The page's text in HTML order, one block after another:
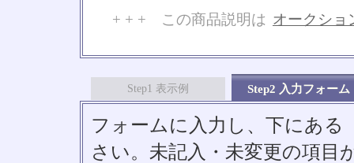
+ + + この商品説明は オークショ
Step1 表示例 Step2 入力フォーム
フォームに入力し、下にあ
さい。未記入・未変更の項目